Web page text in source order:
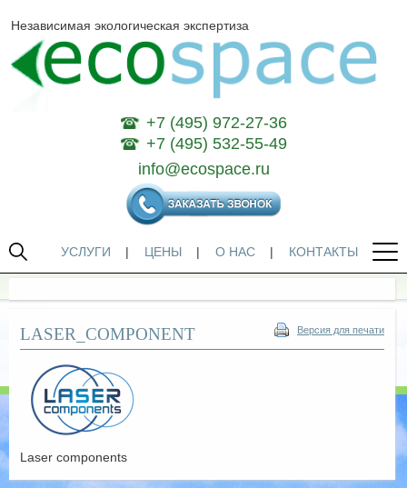
Независимая экологическая экспертиза
+7 (495) 972-27-36
+7 (495) 532-55-49
info@ecospace.ru
УСЛУГИ | ЦЕНЫ | О НАС | КОНТАКТЫ
Версия для печати
LASER_COMPONENT
Laser components